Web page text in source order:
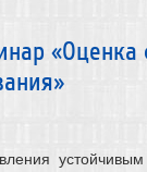
устойчивым